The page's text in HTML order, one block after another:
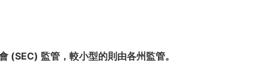
(SEC) 監管，較小型的則由各州監管。